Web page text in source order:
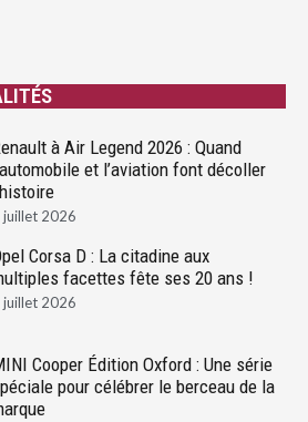
à Air Legend 2026 : Quand
et l’aviation font décoller
juillet 2026
Corsa D : La citadine aux
facettes fête ses 20 ans !
juillet 2026
Cooper Édition Oxford : Une série
pour célébrer le berceau de la